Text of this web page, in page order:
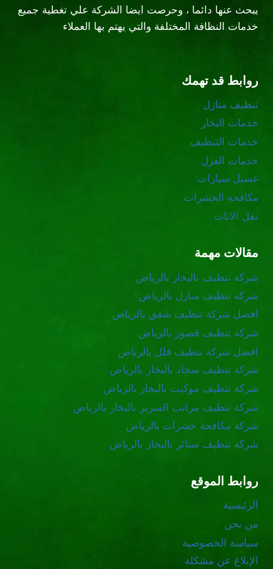
يبحث عنها دائما ، وحرصت ايضا الشركة علي تغطية جميع
خدمات النظافة المختلفة والتي يهتم بها العملاء
روابط قد تهمك
تنظيف منازل
خدمات البخار
خدمات التنظيف
خدمات العزل
غسيل سيارات
مكافحة الحشرات
نقل الاثاث
مقالات مهمة
شركة تنظيف بالبخار بالرياض
شركة تنظيف منازل بالرياض
افضل شركة تنظيف شقق بالرياض
شركة تنظيف قصور بالرياض
افضل شركة تنظيف فلل بالرياض
شركة تنظيف سجاد بالبخار بالرياض
شركة تنظيف موكيت بالبخار بالرياض
شركة تنظيف مراتب السرير بالبخار بالرياض
شركة مكافحة حشرات بالرياض
شركة تنظيف ستائر بالبخار بالرياض
روابط الموقع
الرئيسية
من نحن
سياسة الخصوصية
الإبلاغ عن مشكلة